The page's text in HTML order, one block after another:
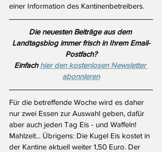
einer Information des Kantinenbetreibers.
Die neuesten Beiträge aus dem
Landtagsblog immer frisch in Ihrem Email-
Postfach?
Einfach hier den kostenlosen Newsletter
abonnieren
Für die betreffende Woche wird es daher
nur zwei Essen zur Auswahl geben, dafür
aber auch jeden Tag Eis - und Waffeln!
Mahlzeit... Übrigens: Die Kugel Eis kostet in
der Kantine aktuell weiter 1,50 Euro. Der